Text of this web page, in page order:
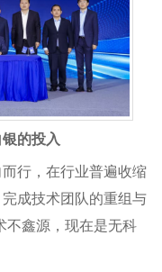
的投入
行，在行业普遍收缩
成技术团队的重组与
不鑫源，现在是无科